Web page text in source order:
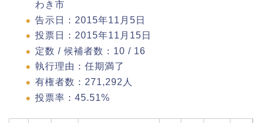
わき市
告示日：2015年11月5日
投票日：2015年11月15日
定数 / 候補者数：10 / 16
執行理由：任期満了
有権者数：271,292人
投票率：45.51%